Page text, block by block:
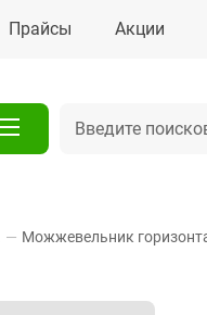
Прайсы Акции
—